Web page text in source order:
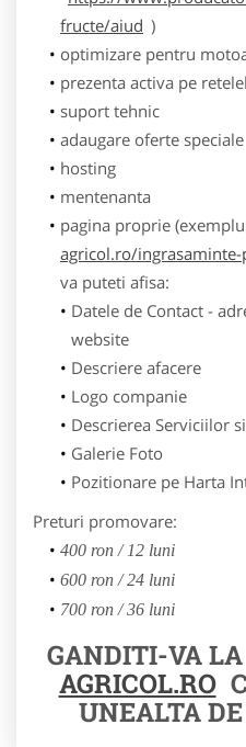
fructe/aiud )
optimizare pentru
prezenta activa pe
suport tehnic
adaugare oferte speciale
hosting
mentenanta
pagina proprie
agricol.ro/
va puteti afisa:
Datele de Contact -
website
Descriere afacere
Logo companie
Descrierea Serviciilor
Galerie Foto
Pozitionare pe Harta
Preturi promovare:
400 ron / 12 luni
600 ron / 24 luni
700 ron / 36 luni
GANDITI-VA LA
AGRICOL.RO
UNEALTA